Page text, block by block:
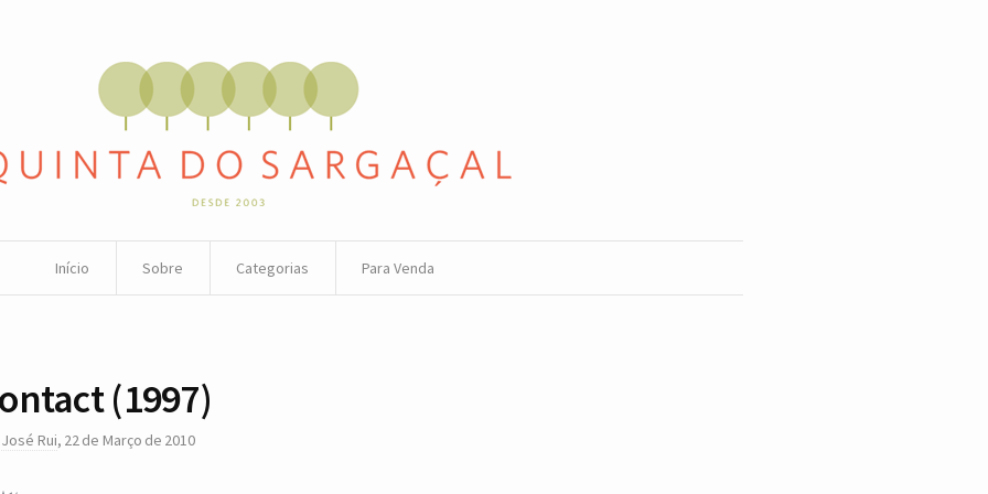
Início Sobre Categorias Para Venda
(1997)
José Rui, 22 de Março de 2010